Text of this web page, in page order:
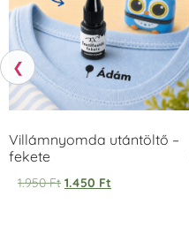
❮
Villámnyomda utántöltő –
fekete
1.950Ft 1.450 Ft